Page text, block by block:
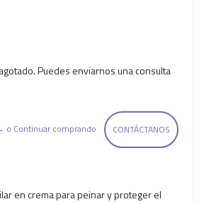
Puedes enviarnos una consulta
CONTÁCTANOS
o Continuar comprando
en crema para peinar y proteger el